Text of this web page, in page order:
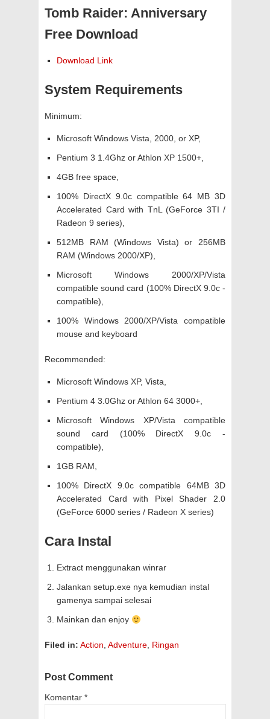
Tomb Raider: Anniversary
Free Download
Download Link
System Requirements
Minimum:
Microsoft Windows Vista, 2000, or XP,
Pentium 3 1.4Ghz or Athlon XP 1500+,
4GB free space,
100% DirectX 9.0c compatible 64 MB 3D
Accelerated Card with TnL (GeForce 3TI /
Radeon 9 series),
512MB RAM (Windows Vista) or 256MB
RAM (Windows 2000/XP),
Microsoft Windows 2000/XP/Vista
compatible sound card (100% DirectX 9.0c -
compatible),
100% Windows 2000/XP/Vista compatible
mouse and keyboard
Recommended:
Microsoft Windows XP, Vista,
Pentium 4 3.0Ghz or Athlon 64 3000+,
Microsoft Windows XP/Vista compatible
sound card (100% DirectX 9.0c -
compatible),
1GB RAM,
100% DirectX 9.0c compatible 64MB 3D
Accelerated Card with Pixel Shader 2.0
(GeForce 6000 series / Radeon X series)
Cara Instal
Extract menggunakan winrar
Jalankan setup.exe nya kemudian instal
gamenya sampai selesai
Mainkan dan enjoy
Filed in: Action Adventure Ringan
Post Comment
Komentar *